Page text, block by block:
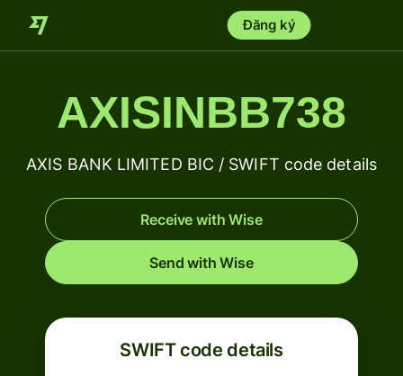
Đăng ký
AXISINBB738
AXIS BANK LIMITED BIC / SWIFT code details
Receive with Wise
Send with Wise
SWIFT code details